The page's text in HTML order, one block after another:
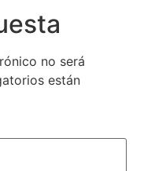
no será
están